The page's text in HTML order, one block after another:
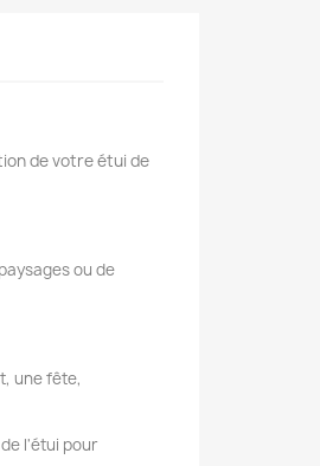
de votre étui de
ou de
une fête,
l'étui pour